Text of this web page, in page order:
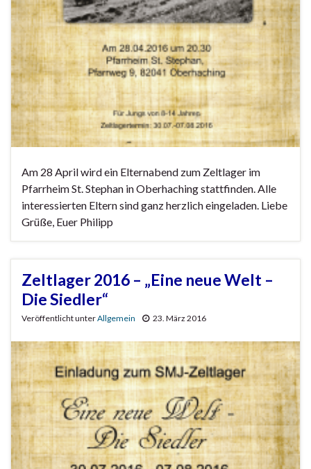
Am 28 April wird ein Elternabend zum Zeltlager im
Pfarrheim St. Stephan in Oberhaching stattfinden. Alle
interessierten Eltern sind ganz herzlich eingeladen. Liebe
Grüße, Euer Philipp
Zeltlager 2016 – „Eine neue Welt –
Die Siedler“
Veröffentlicht unterAllgemein 23. März 2016